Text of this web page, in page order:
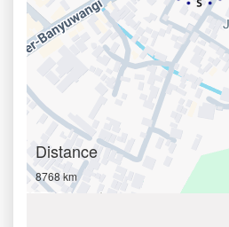
Distance
8768 km